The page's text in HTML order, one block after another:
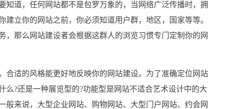
知道，任何网站都不是包罗万象的，当网络广泛传播时，拥
立你的网站之前，你必须知道用户群，地区，国家等等。
，那么网站建设者会根据这群人的浏览习惯专门定制你的网
合适的风格能更好地反映你的网站建设。为了准确定位网站
?还是一种展览型的?功能型是网站不适合艺术设计中的大
般来说，大型企业网站、购物网站、大型门户网站、约会网